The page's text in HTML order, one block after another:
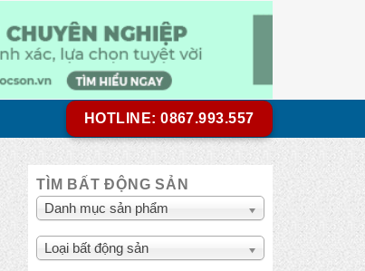
HOTLINE: 0867.993.557
TÌM BẤT ĐỘNG SẢN
Danh mục sản phẩm
Loại bất động sản